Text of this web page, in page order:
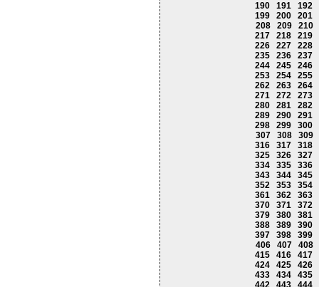
190
191
192
199
200
201
208
209
210
217
218
219
226
227
228
235
236
237
244
245
246
253
254
255
262
263
264
271
272
273
280
281
282
289
290
291
298
299
300
307
308
309
316
317
318
325
326
327
334
335
336
343
344
345
352
353
354
361
362
363
370
371
372
379
380
381
388
389
390
397
398
399
406
407
408
415
416
417
424
425
426
433
434
435